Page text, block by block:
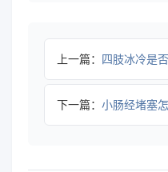
上一篇： 四肢冰冷是否肾
下一篇： 小肠经堵塞